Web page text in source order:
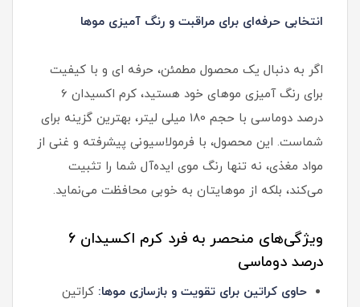
انتخابی حرفه‌ای برای مراقبت و رنگ آمیزی موها
اگر به دنبال یک محصول مطمئن، حرفه ای و با کیفیت
برای رنگ آمیزی موهای خود هستید، کرم اکسیدان 6
درصد دوماسی با حجم 180 میلی لیتر، بهترین گزینه برای
شماست. این محصول، با فرمولاسیونی پیشرفته و غنی از
مواد مغذی، نه تنها رنگ موی ایده‌آل شما را تثبیت
می‌کند، بلکه از موهایتان به خوبی محافظت می‌نماید.
ویژگی‌های منحصر به فرد کرم اکسیدان 6
درصد دوماسی
حاوی کراتین برای تقویت و بازسازی موها: کراتین